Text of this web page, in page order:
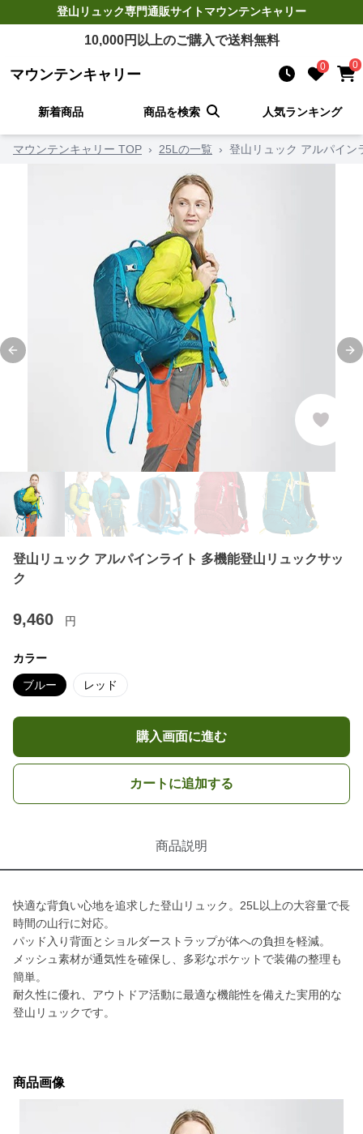
登山リュック専門通販サイトマウンテンキャリー
10,000円以上のご購入で送料無料
マウンテンキャリー 0 0
新着商品 商品を検索 人気ランキング
マウンテンキャリー TOP › 25Lの一覧 › 登山リュック アルパイン
Previous slide
登山リュック アルパインライト 多機能登山リュックサッ
ク
9,460 円
カラー
ブルー レッド
購入画面に進む
カートに追加する
商品説明
快適な背負い心地を追求した登山リュック。25L以上の大容量で長
時間の山行に対応。
パッド入り背面とショルダーストラップが体への負担を軽減。
メッシュ素材が通気性を確保し、多彩なポケットで装備の整理も
簡単。
耐久性に優れ、アウトドア活動に最適な機能性を備えた実用的な
登山リュックです。
商品画像